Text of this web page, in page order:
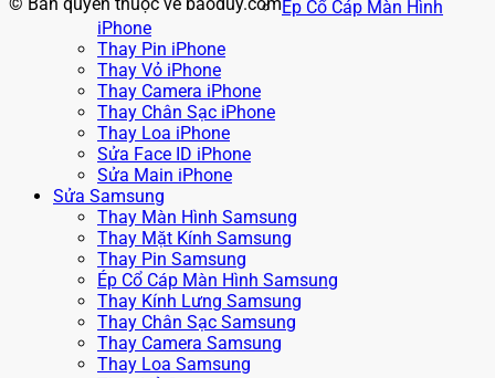
© Bản quyền thuộc về baoduy.comÉp Cổ Cáp Màn Hình
iPhone
Thay Pin iPhone
Thay Vỏ iPhone
Thay Camera iPhone
Thay Chân Sạc iPhone
Thay Loa iPhone
Sửa Face ID iPhone
Sửa Main iPhone
Sửa Samsung
Thay Màn Hình Samsung
Thay Mặt Kính Samsung
Thay Pin Samsung
Ép Cổ Cáp Màn Hình Samsung
Thay Kính Lưng Samsung
Thay Chân Sạc Samsung
Thay Camera Samsung
Thay Loa Samsung